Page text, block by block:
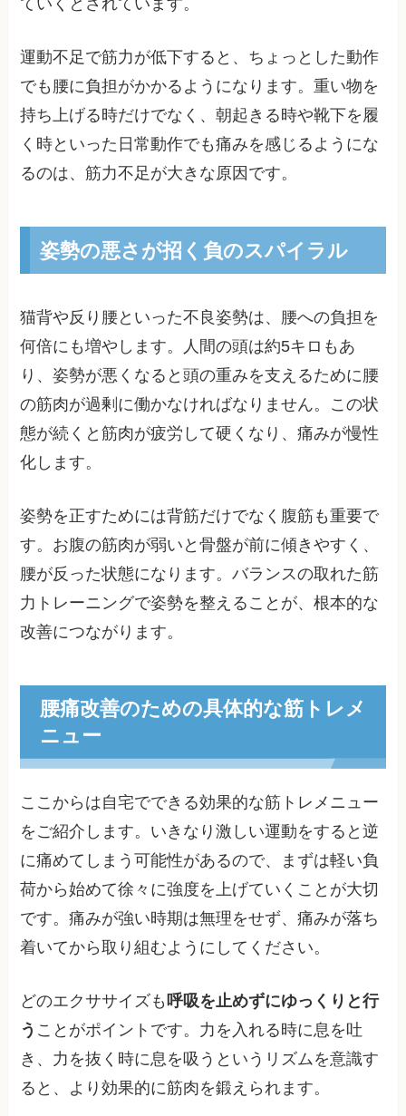
ていくとされています。
運動不足で筋力が低下すると、ちょっとした動作
でも腰に負担がかかるようになります。重い物を
持ち上げる時だけでなく、朝起きる時や靴下を履
く時といった日常動作でも痛みを感じるようにな
るのは、筋力不足が大きな原因です。
姿勢の悪さが招く負のスパイラル
猫背や反り腰といった不良姿勢は、腰への負担を
何倍にも増やします。人間の頭は約5キロもあ
り、姿勢が悪くなると頭の重みを支えるために腰
の筋肉が過剰に働かなければなりません。この状
態が続くと筋肉が疲労して硬くなり、痛みが慢性
化します。
姿勢を正すためには背筋だけでなく腹筋も重要で
す。お腹の筋肉が弱いと骨盤が前に傾きやすく、
腰が反った状態になります。バランスの取れた筋
力トレーニングで姿勢を整えることが、根本的な
改善につながります。
腰痛改善のための具体的な筋トレメ
ニュー
ここからは自宅でできる効果的な筋トレメニュー
をご紹介します。いきなり激しい運動をすると逆
に痛めてしまう可能性があるので、まずは軽い負
荷から始めて徐々に強度を上げていくことが大切
です。痛みが強い時期は無理をせず、痛みが落ち
着いてから取り組むようにしてください。
どのエクササイズも呼吸を止めずにゆっくりと行
う ことがポイントです。力を入れる時に息を吐
き、力を抜く時に息を吸うというリズムを意識す
ると、より効果的に筋肉を鍛えられます。